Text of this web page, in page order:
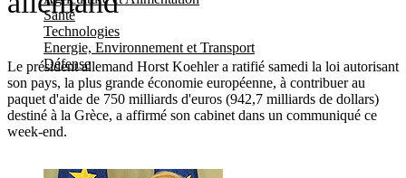
Santé
Technologies
Energie, Environnement et Transport
Défense
Le président allemand Horst Koehler a ratifié samedi la loi autorisant
son pays, la plus grande économie européenne, à contribuer au
paquet d'aide de 750 milliards d'euros (942,7 milliards de dollars)
destiné à la Grèce, a affirmé son cabinet dans un communiqué ce
week-end.